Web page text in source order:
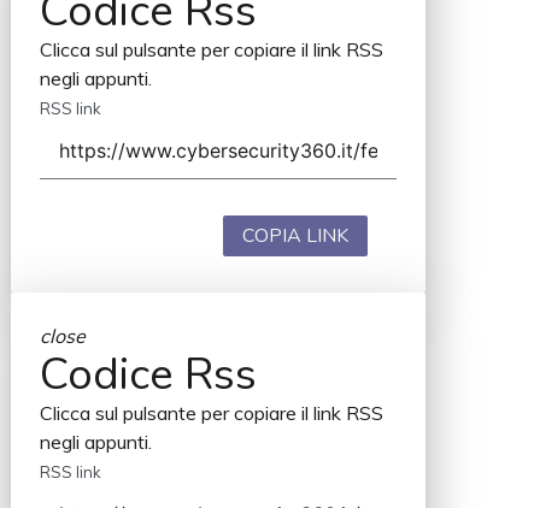
Clicca sul pulsante per copiare il link RSS
negli appunti.
RSS link
COPIA LINK
close
Codice Rss
Clicca sul pulsante per copiare il link RSS
negli appunti.
RSS link